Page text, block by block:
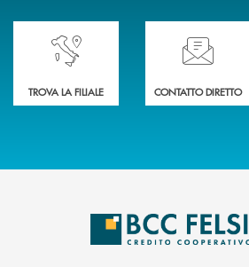
Accedi all' elenco completo delle
TROVA LA FILIALE
Ti serve
CONTATTO DIRETTO